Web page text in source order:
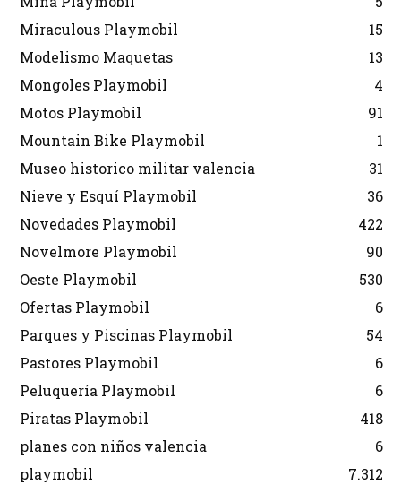
Miraculous Playmobil
15
Modelismo Maquetas
13
Mongoles Playmobil
4
Motos Playmobil
91
Mountain Bike Playmobil
1
Museo historico militar valencia
31
Nieve y Esquí Playmobil
36
Novedades Playmobil
422
Novelmore Playmobil
90
Oeste Playmobil
530
Ofertas Playmobil
6
Parques y Piscinas Playmobil
54
Pastores Playmobil
6
Peluquería Playmobil
6
Piratas Playmobil
418
planes con niños valencia
6
playmobil
7.312